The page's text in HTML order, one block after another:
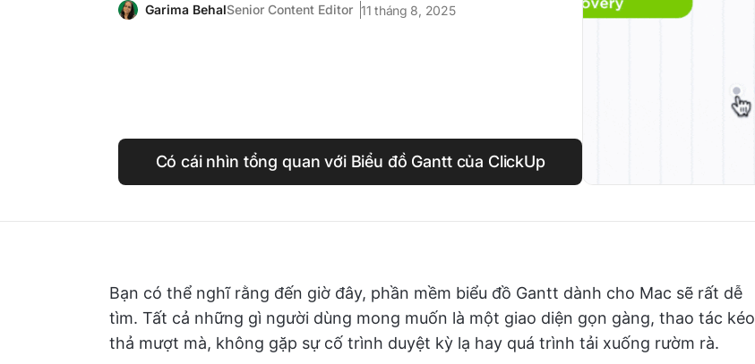
Garima BehalSenior Content Editor 11 tháng 8, 2025
Có cái nhìn tổng quan với Biểu đồ Gantt của ClickUp
Bạn có thể nghĩ rằng đến giờ đây, phần mềm biểu đồ Gantt dành cho Mac sẽ rất dễ
tìm. Tất cả những gì người dùng mong muốn là một giao diện gọn gàng, thao tác kéo
thả mượt mà, không gặp sự cố trình duyệt kỳ lạ hay quá trình tải xuống rườm rà.